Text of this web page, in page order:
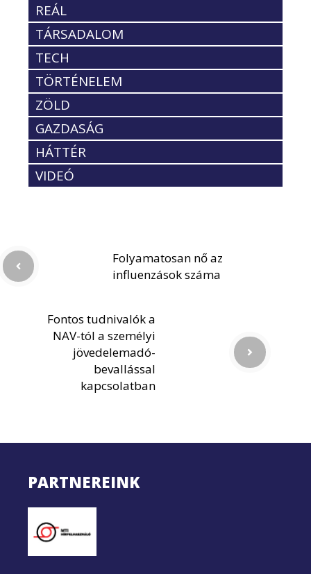
REÁL
TÁRSADALOM
TECH
TÖRTÉNELEM
ZÖLD
GAZDASÁG
HÁTTÉR
VIDEÓ
Folyamatosan nő az
influenzások száma
Fontos tudnivalók a
NAV-tól a személyi
jövedelemadó-
bevallással
kapcsolatban
PARTNEREINK